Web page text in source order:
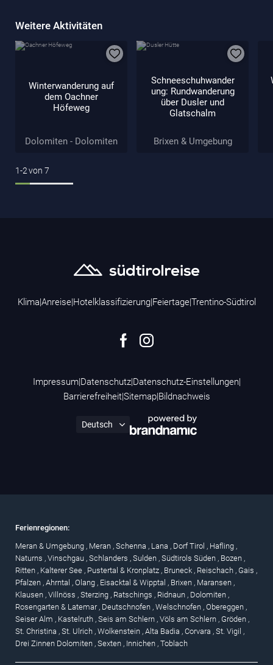
Weitere Aktivitäten
Winterwanderung auf
dem Oachner
Höfeweg
Dolomiten - Dolomiten
Schneeschuhwander
ung: Rundwanderung
über Dusler und
Glatschalm
Brixen & Umgebung
1-2von 7
Klima|Anreise|Hotelklassifizierung|Feiertage|Trentino-Südtirol
Impressum|Datenschutz|Datenschutz-Einstellungen|
Barrierefreiheit|Sitemap|Bildnachweis
Ferienregionen:
Meran & Umgebung , Meran , Schenna , Lana , Dorf Tirol , Hafling ,
Naturns , Vinschgau , Schlanders , Sulden , Südtirols Süden , Bozen ,
Ritten , Kalterer See , Pustertal & Kronplatz , Bruneck , Reischach , Gais ,
Pfalzen , Ahrntal , Olang , Eisacktal & Wipptal , Brixen , Maransen ,
Klausen , Villnöss , Sterzing , Ratschings , Ridnaun , Dolomiten ,
Rosengarten & Latemar , Deutschnofen , Welschnofen , Obereggen ,
Seiser Alm , Kastelruth , Seis am Schlern , Völs am Schlern , Gröden ,
St. Christina , St. Ulrich , Wolkenstein , Alta Badia , Corvara , St. Vigil ,
Drei Zinnen Dolomiten , Sexten , Innichen , Toblach